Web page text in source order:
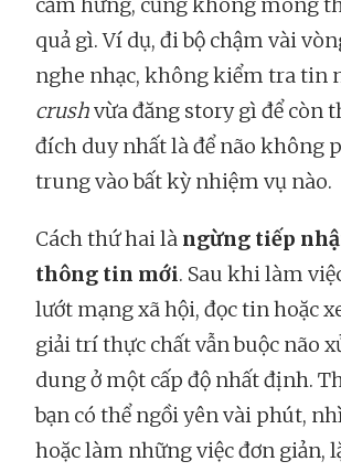
quả gì. Ví dụ, đi bộ chậm vài
nghe nhạc, không kiểm tra tin
crushvừa đăng story gì để còn
đích duy nhất là để não không
trung vào bất kỳ nhiệm vụ nào.
Cách thứ hai là ngừng tiếp
thông tin mới. Sau khi làm
lướt mạng xã hội, đọc tin hoặc
giải trí thực chất vẫn buộc não
dung ở một cấp độ nhất định.
bạn có thể ngồi yên vài phút,
hoặc làm những việc đơn giản,